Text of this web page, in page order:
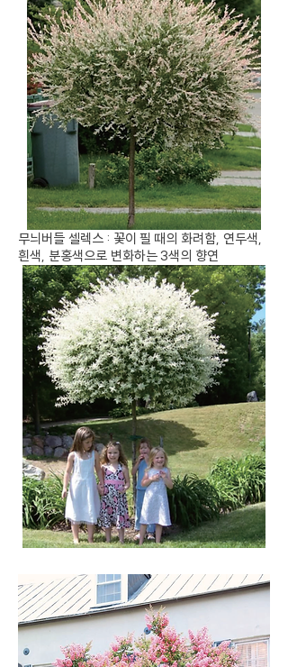
무늬버들 셀렉스 : 꽃이 필 때의 화려함, 연두색,
흰색, 분홍색으로 변화하는 3색의 향연